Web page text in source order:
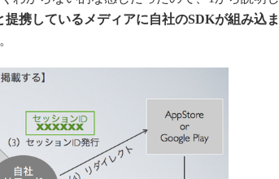
提携しているメディアに自社のSDKが組み込ま